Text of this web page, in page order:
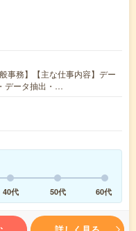
事務】【主な仕事内容】デー
データ抽出・…
40代 50代 60代